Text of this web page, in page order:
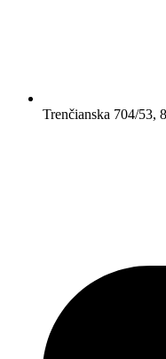
Trenčianska 704/53,